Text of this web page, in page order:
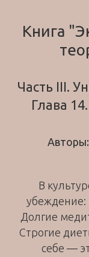
Книга
Часть III.
Глава
В
убеждение:
Долгие
Строгие
себе —